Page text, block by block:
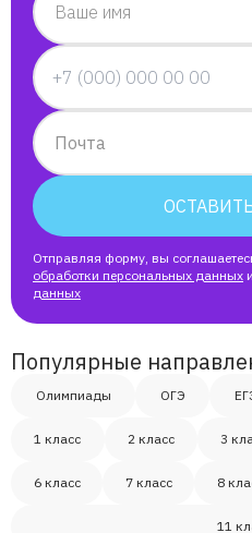
Алина
Виктория
Акмарал, мама
Ваше имя
Почта
Отправляя форму, вы
обработки персональных данных
данных
Популярные
Олимпиады ОГЭ
1 класс 2 класс 3
6 класс 7 класс 8
11